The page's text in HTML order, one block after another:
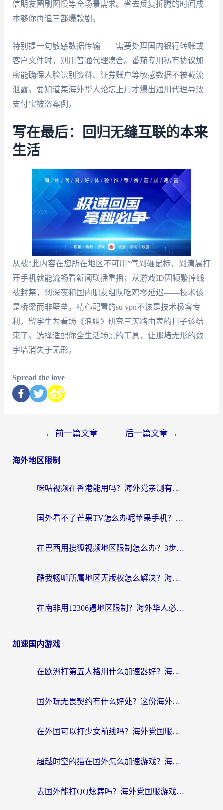
信朋友圈刷图慢等全场景需求。省去反复折腾的时间成
本够你再追三部爆款剧。
特别提一句敏感数据传输——需要处理国内银行转账或
客户文件时，别用普通代理凑合。番茄专用私有协议加
密能确保人脸识别资料、证券账户等敏感数据不被截流
泄露。要知道某海外华人论坛上月才爆出通用代理导致
支付宝被盗案例。
写在最后：回归无缝互联的本来
生活
从被“此内容在您所在地区不可用”气到砸鼠标，到清晨打
开手机就能流畅看新闻联播重播；从游戏ID因频繁掉线
被封禁，到深夜和国内朋友组队吃鸡零延迟——技术该
是桥梁而非壁垒。精心配置的su vpn不该是技术极客专
利，留学生为看场《浪姐》研究三天路由表的日子该结
束了。选择适配你全生活场景的工具，让那堵无形的数
字墙消失于无形。
Spread the love
← 前一篇文章 后一篇文章 →
海外地区限制
咪咕视频在香港能用吗？海外党亲测有效的回国加速方案来了
国外看不了芒果TV怎么办呢苹果手机？海外党追剧游戏的全能解决方案
在巴西用搜狐视频地区限制怎么办？3步解决海外看国内剧的烦恼
酷我畅听所属地区无版权怎么解决？海外党必看的回国加速全攻略
在南非用12306遇地区限制？海外华人必看的回国加速全攻略（附B站芒果TV解锁技巧）
加速国内游戏
在欧洲打第五人格用什么加速器好？海外党亲测有效的国服游戏加速方案
国外玩无畏契约有什么好处？这份海外国服游戏加速指南帮你解决90%的卡顿问题
在外国可以打少女前线吗？海外党国服游戏畅玩终极指南（附避坑技巧）
超越时空的猫在国外怎么加速游戏？海外玩家国服畅玩终极指南
去国外能打QQ炫舞吗？海外党国服游戏不卡顿的终极指南